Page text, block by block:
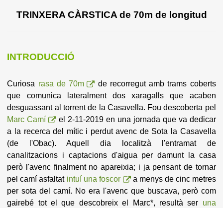
TRINXERA CÀRSTICA de 70m de longitud
INTRODUCCIÓ
Curiosa rasa de 70m
de recorregut amb trams coberts
que comunica lateralment dos xaragalls que acaben
desguassant al torrent de la Casavella. Fou descoberta pel
Marc Camí
el 2-11-2019 en una jornada que va dedicar
a la recerca del mític i perdut avenc de Sota la Casavella
(de l'Obac). Aquell dia localitzà l'entramat de
canalitzacions i captacions d'aigua per damunt la casa
però l'avenc finalment no apareixia; i ja pensant de tornar
pel camí asfaltat intuí una foscor
a menys de cinc metres
per sota del camí. No era l'avenc que buscava, però com
gairebé tot el que descobreix el Marc*, resultà ser una